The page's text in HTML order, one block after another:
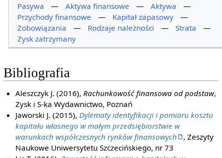
Pasywa
— Aktywa finansowe — Aktywa
—
Przychody finansowe
— Kapitał zapasowy
—
Zobowiązania
— Rodzaje należności — Strata
—
Zysk zatrzymany
Bibliografia
Aleszczyk J. (2016),Rachunkowość finansowa od podstaw,
Zysk i S-ka Wydawnictwo, Poznań
Jaworski J. (2015),Dylematy identyfikacji i pomiaru kosztu
kapitału własnego w małym przedsiębiorstwie w
warunkach współczesnych rynków finansowych
, Zeszyty
Naukowe Uniwersytetu Szczecińskiego, nr 73